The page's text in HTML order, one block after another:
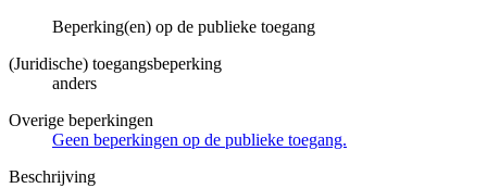
Beperking(en) op de publieke toegang
(Juridische) toegangsbeperking
anders
Overige beperkingen
Geen beperkingen op de publieke toegang.
Beschrijving